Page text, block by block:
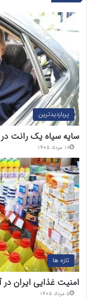
پربازدیدترین
سایه سیاه یک رانت
۱۸ مرداد ۱۴۰۵
تازه ها
امنیت غذایی ایران
۵ مرداد ۱۴۰۵